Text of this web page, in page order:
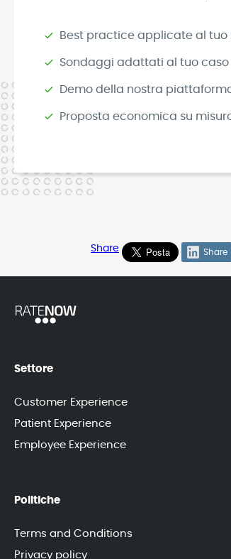
Best practice applicate al tuo
Sondaggi adattati al tuo caso
Demo della nostra
Proposta economica su
Share Share
Settore
Customer Experience
Patient Experience
Employee Experience
Politiche
Terms and Conditions
Privacy policy